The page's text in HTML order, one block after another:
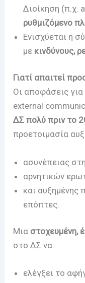
Διοίκηση (π.χ.
ρυθμιζόμενο
Ενισχύεται η
με κινδύνους,
Γιατί απαιτεί
Οι αποφάσεις
external
ΔΣ πολύ πριν το
προετοιμασία
ασυνέπειας
αρνητικών
και αυξημένης
επόπτες.
Μια στοχευμένη,
στο ΔΣ να:
ελέγξει το